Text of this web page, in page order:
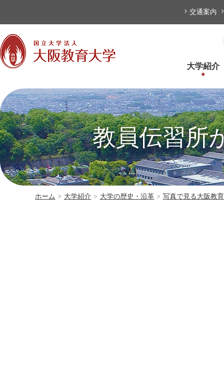
交通案内
大学紹介
教員伝習所
ホーム > 大学紹介 > 大学の歴史・沿革 > 写真で見る大阪教